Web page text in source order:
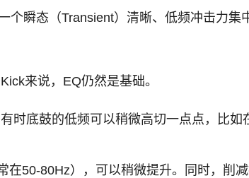
个瞬态（Transient）清晰、低频冲击力
来说，EQ仍然是基础。
时底鼓的低频可以稍微高切一点点，比
在50-80Hz），可以稍微提升。同时，削